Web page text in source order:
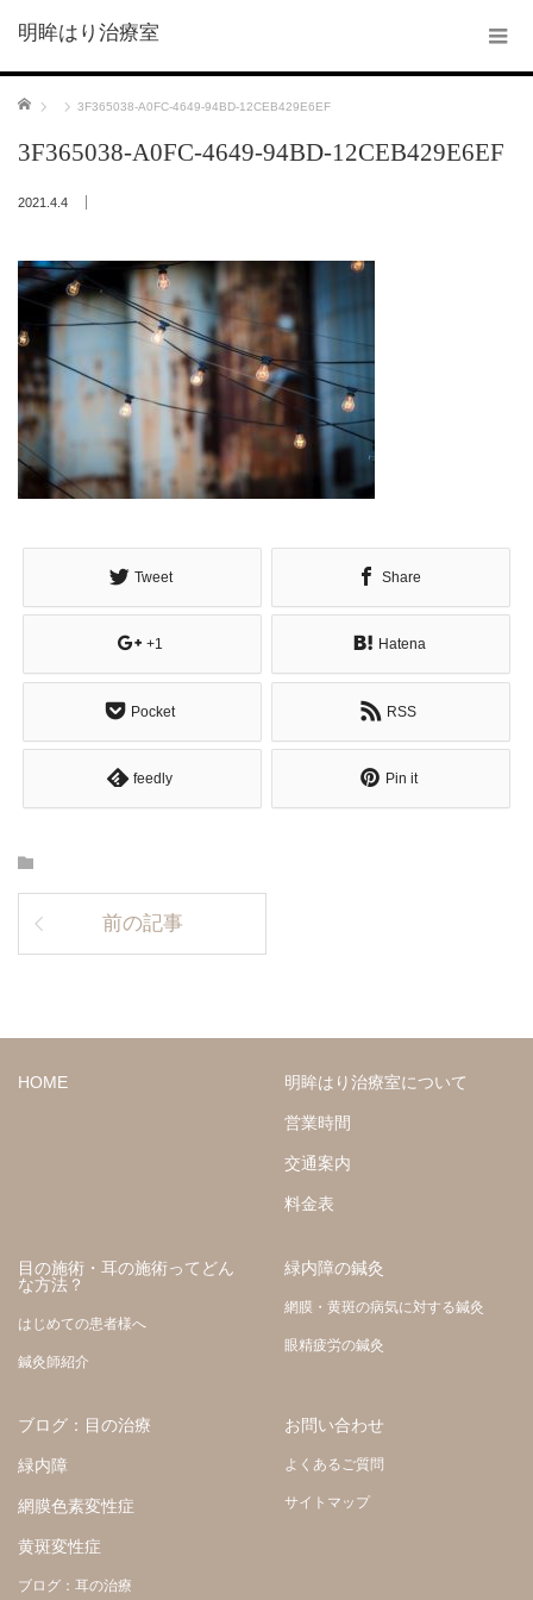
明眸はり治療室
ホーム 3F365038-A0FC-4649-94BD-12CEB429E6EF
3F365038-A0FC-4649-94BD-12CEB429E6EF
2021.4.4
Tweet Share
+1 Hatena
Pocket RSS
feedly Pin it
前の記事
HOME 明眸はり治療室について
営業時間
交通案内
料金表
目の施術・耳の施術ってどん
な方法？
はじめての患者様へ
鍼灸師紹介
緑内障の鍼灸
網膜・黄斑の病気に対する鍼灸
眼精疲労の鍼灸
ブログ：目の治療
緑内障
網膜色素変性症
黄斑変性症
ブログ：耳の治療
お問い合わせ
よくあるご質問
サイトマップ